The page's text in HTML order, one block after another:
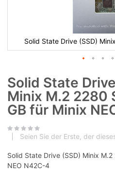
Solid State Drive (SSD)
Solid State
Minix M.2 2280
GB für Minix
Seien Sie der Erste, der
Solid State Drive (SSD) Minix
NEO N42C-4